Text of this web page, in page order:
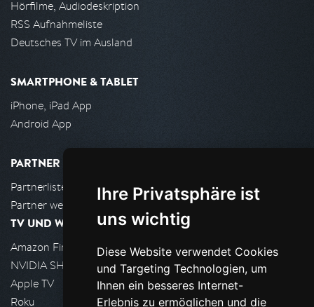
Ihre Privatsphäre ist
uns wichtig
Diese Website verwendet Cookies
und Targeting Technologien, um
Ihnen ein besseres Internet-
Erlebnis zu ermöglichen und die
Hörfilme, Audiodeskription
RSS Aufnahmeliste
Deutsches TV im Ausland
SMARTPHONE & TABLET
iPhone, iPad App
Android App
PARTNER
Partnerliste
Partner werden
TV UND WOHNZIMMER
Amazon FireTV
NVIDIA SHIELD, Google TV
Apple TV
Roku